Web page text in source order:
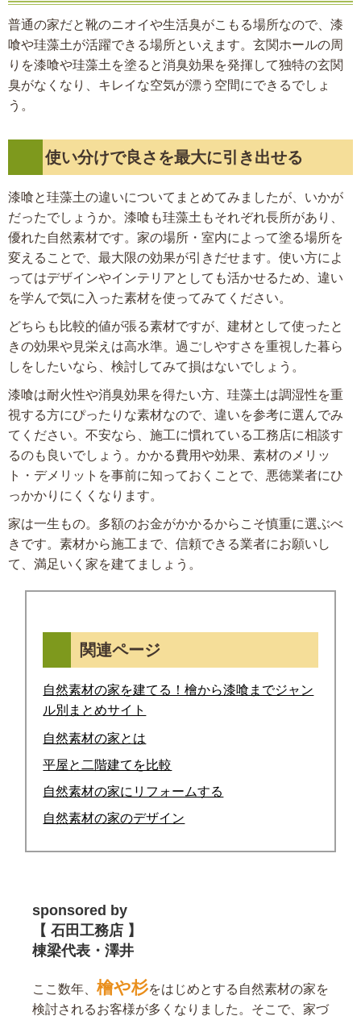
普通の家だと靴のニオイや生活臭がこもる場所なので、漆
喰や珪藻土が活躍できる場所といえます。玄関ホールの周
りを漆喰や珪藻土を塗ると消臭効果を発揮して独特の玄関
臭がなくなり、キレイな空気が漂う空間にできるでしょ
う。
使い分けで良さを最大に引き出せる
漆喰と珪藻土の違いについてまとめてみましたが、いかが
だったでしょうか。漆喰も珪藻土もそれぞれ長所があり、
優れた自然素材です。家の場所・室内によって塗る場所を
変えることで、最大限の効果が引きだせます。使い方によ
ってはデザインやインテリアとしても活かせるため、違い
を学んで気に入った素材を使ってみてください。
どちらも比較的値が張る素材ですが、建材として使ったと
きの効果や見栄えは高水準。過ごしやすさを重視した暮ら
しをしたいなら、検討してみて損はないでしょう。
漆喰は耐火性や消臭効果を得たい方、珪藻土は調湿性を重
視する方にぴったりな素材なので、違いを参考に選んでみ
てください。不安なら、施工に慣れている工務店に相談す
るのも良いでしょう。かかる費用や効果、素材のメリッ
ト・デメリットを事前に知っておくことで、悪徳業者にひ
っかかりにくくなります。
家は一生もの。多額のお金がかかるからこそ慎重に選ぶべ
きです。素材から施工まで、信頼できる業者にお願いし
て、満足いく家を建てましょう。
関連ページ
自然素材の家を建てる！檜から漆喰までジャン
ル別まとめサイト
自然素材の家とは
平屋と二階建てを比較
自然素材の家にリフォームする
自然素材の家のデザイン
sponsored by
【 石田工務店 】
棟梁代表・澤井
ここ数年、 檜や杉をはじめとする自然素材の家を
検討されるお客様が多くなりました。そこで、家づ